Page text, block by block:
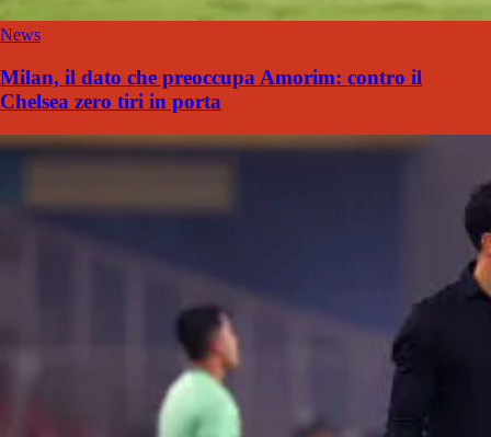
News
Milan, il dato che preoccupa Amorim: contro il
Chelsea zero tiri in porta